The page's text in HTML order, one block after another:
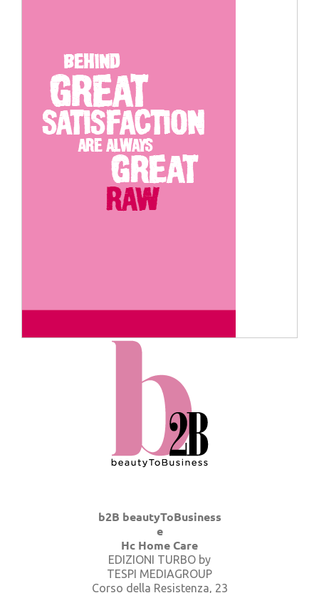
b2B beautyToBusiness
e
Hc Home Care
EDIZIONI TURBO by
TESPI MEDIAGROUP
Corso della Resistenza, 23